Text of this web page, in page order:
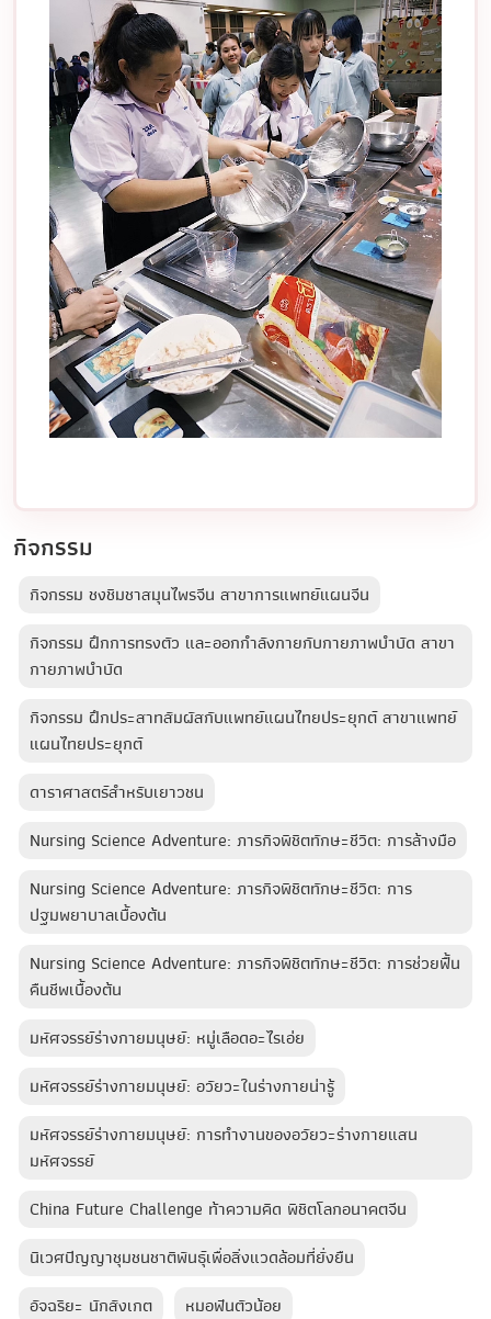
กิจกรรม
กิจกรรม ชงชิมชาสมุนไพรจีน สาขาการแพทย์แผนจีน
กิจกรรม ฝึกการทรงตัว และออกกำลังกายกับกายภาพบำบัด สาขา
กายภาพบำบัด
กิจกรรม ฝึกประสาทสัมผัสกับแพทย์แผนไทยประยุกต์ สาขาแพทย์
แผนไทยประยุกต์
ดาราศาสตร์สำหรับเยาวชน
Nursing Science Adventure: ภารกิจพิชิตทักษะชีวิต: การล้างมือ
Nursing Science Adventure: ภารกิจพิชิตทักษะชีวิต: การ
ปฐมพยาบาลเบื้องต้น
Nursing Science Adventure: ภารกิจพิชิตทักษะชีวิต: การช่วยฟื้น
คืนชีพเบื้องต้น
มหัศจรรย์ร่างกายมนุษย์: หมู่เลือดอะไรเอ่ย
มหัศจรรย์ร่างกายมนุษย์: อวัยวะในร่างกายน่ารู้
มหัศจรรย์ร่างกายมนุษย์: การทำงานของอวัยวะร่างกายแสน
มหัศจรรย์
China Future Challenge ท้าความคิด พิชิตโลกอนาคตจีน
นิเวศปัญญาชุมชนชาติพันธุ์เพื่อสิ่งแวดล้อมที่ยั่งยืน
อัจฉริยะ นักสังเกต
หมอฟันตัวน้อย